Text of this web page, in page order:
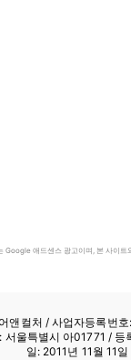
Google 애드센스 광고이며, 본 사이트
앤컬처 /사업자등록번
울특별시 아01771 / 등
일: 2011년 11월 11일